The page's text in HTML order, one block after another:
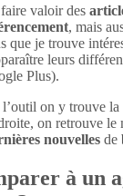
valoir des
, mais
je trouve
leurs
Plus).
on y trouve la
on retrouve le
nouvelles de
à un